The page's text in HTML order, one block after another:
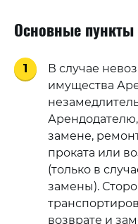
Основные пункты
1
В случае
имущества
замене,
проката или
(только в
замены).
возврате и